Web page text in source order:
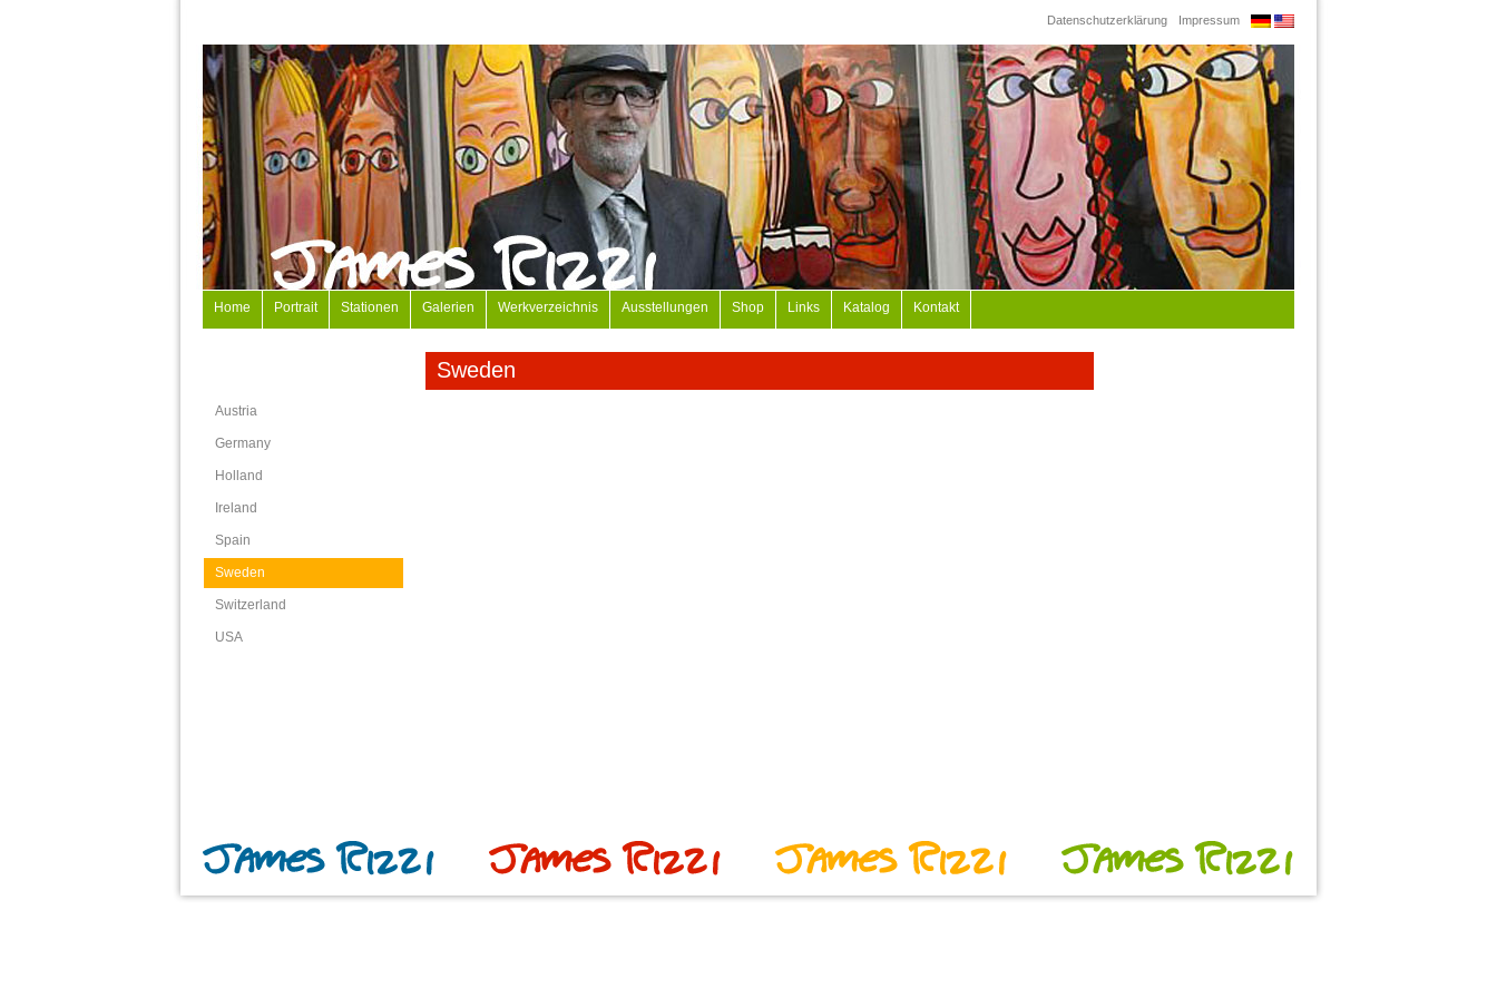
Impressum
Datenschutzerklärung
Home Portrait Stationen Galerien Werkverzeichnis Ausstellungen Shop Links Katalog Kontakt
Austria
Germany
Holland
Ireland
Spain
Sweden
Switzerland
USA
Sweden